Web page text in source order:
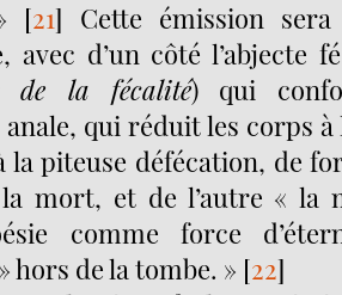
[21] Cette émission
avec d’un côté l’abjecte
de la fécalité) qui
anale, qui réduit les corps
la piteuse défécation, de
mort, et de l’autre « la
comme force
hors de la tombe. » [22]